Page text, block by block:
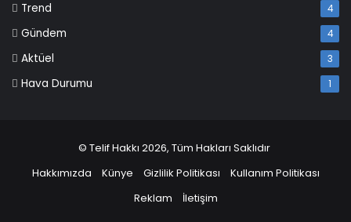
Trend 4
Gündem 4
Aktüel 3
Hava Durumu 1
© Telif Hakkı 2026, Tüm Hakları Saklıdır
Hakkımızda
Künye Gizlilik Politikası
Kullanım Politikası
Reklam
İletişim